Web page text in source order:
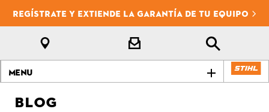
REGÍSTRATE Y EXTIENDE LA GARANTÍA DE TU EQUIPO
Menu
BLOG